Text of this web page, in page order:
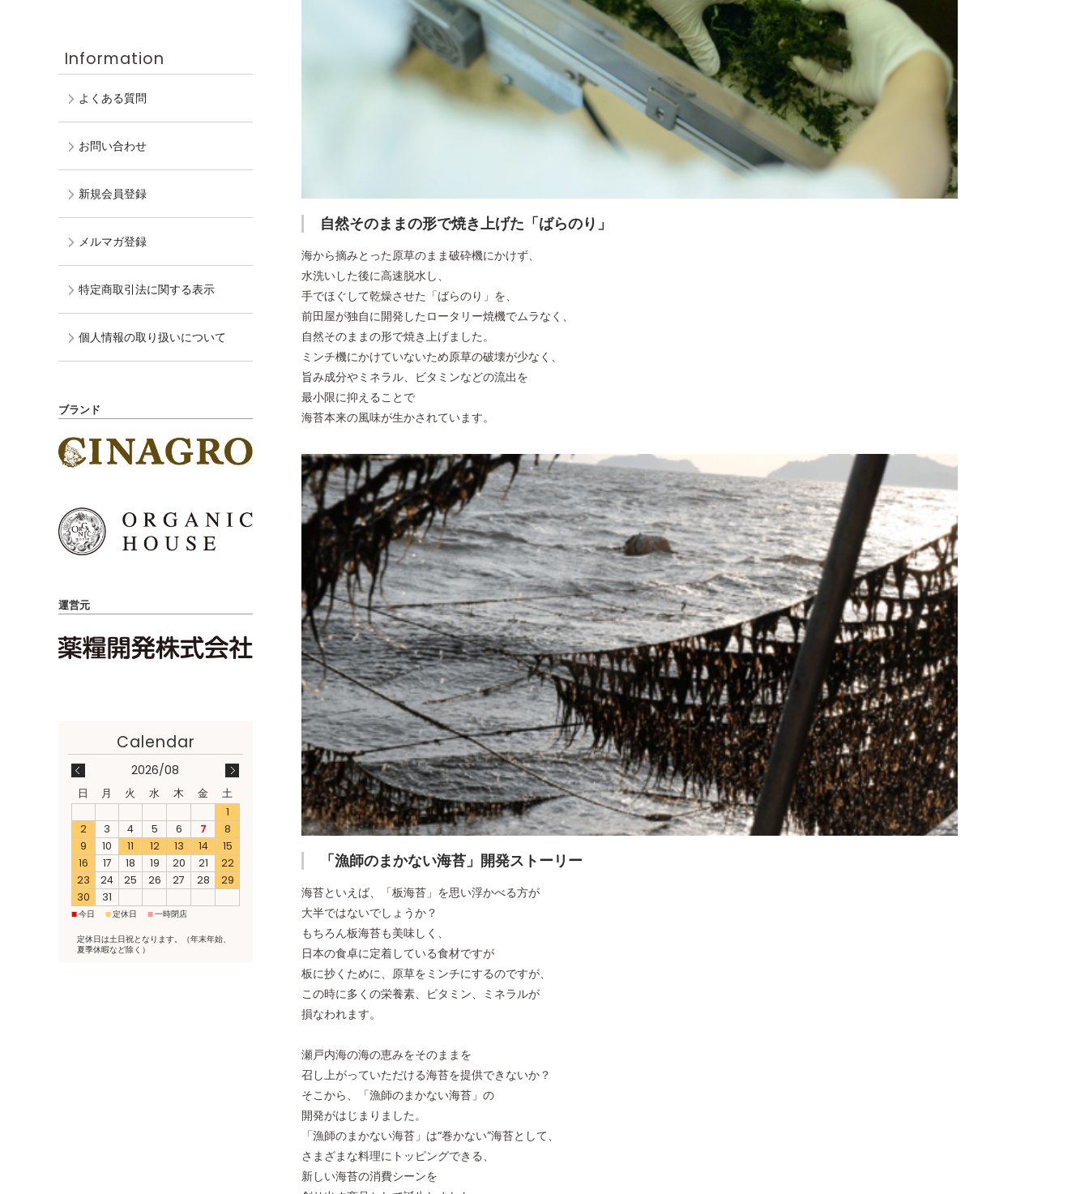
自然そのままの形で焼き上げた「ばらのり」
海から摘みとった原草のまま破砕機にかけず、
水洗いした後に高速脱水し、
手でほぐして乾燥させた「ばらのり」を、
前田屋が独自に開発したロータリー焼機でムラなく、
自然そのままの形で焼き上げました。
ミンチ機にかけていないため原草の破壊が少なく、
旨み成分やミネラル、ビタミンなどの流出を
最小限に抑えることで
海苔本来の風味が生かされています。
「漁師のまかない海苔」開発ストーリー
海苔といえば、「板海苔」を思い浮かべる方が
大半ではないでしょうか？
もちろん板海苔も美味しく、
日本の食卓に定着している食材ですが
板に抄くために、原草をミンチにするのですが、
この時に多くの栄養素、ビタミン、ミネラルが
損なわれます。
瀬戸内海の海の恵みをそのままを
召し上がっていただける海苔を提供できないか？
そこから、「漁師のまかない海苔」の
開発がはじまりました。
「漁師のまかない海苔」は“巻かない”海苔として、
さまざまな料理にトッピングできる、
新しい海苔の消費シーンを
Information
よくある質問
お問い合わせ
新規会員登録
メルマガ登録
特定商取引法に関する表示
個人情報の取り扱いについて
ブランド
運営元
2026/08
日 月 火 水 木 金
土
1
2
3 4 5 6 7
8
9
10 11 12 13 14
15
16
17 18 19 20 21
22
23
24 25 26 27 28
29
30
31
■今日 ■定休日 ■一時閉店
定休日は土日祝となります。（年末年始、
夏季休暇など除く）